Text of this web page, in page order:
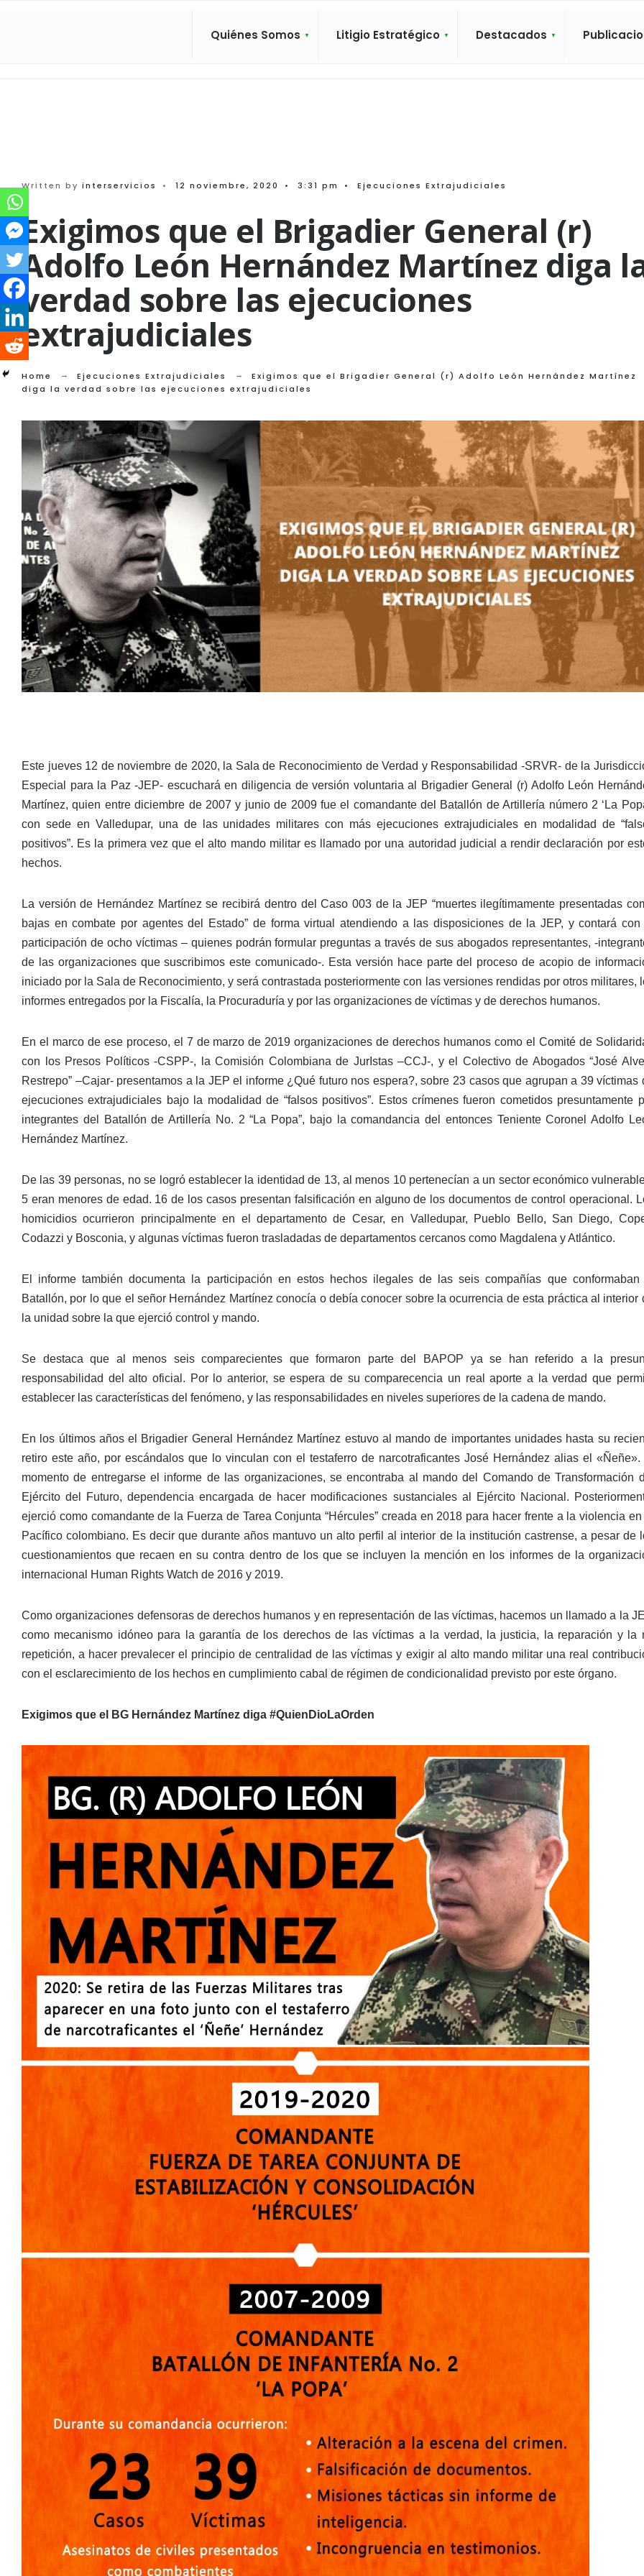
Quiénes Somos Litigio Estratégico Destacados
Written by interservicios • 12 noviembre, 2020 • 3:31 pm • Ejecuciones Extrajudiciales
Exigimos que el Brigadier General (r)
Adolfo León Hernández Martínez diga
verdad sobre las ejecuciones
extrajudiciales
Home Ejecuciones Extrajudiciales
Exigimos que el Brigadier General (r) Adolfo León Hernández Martínez
diga la verdad sobre las ejecuciones extrajudiciales
Este jueves 12 de noviembre de 2020, la Sala de Reconocimiento de Verdad y Responsabilidad -SRVR- de la
Especial para la Paz -JEP- escuchará en diligencia de versión voluntaria al Brigadier General (r) Adolfo León
Martínez, quien entre diciembre de 2007 y junio de 2009 fue el comandante del Batallón de Artillería número 2 ‘La
con sede en Valledupar, una de las unidades militares con más ejecuciones extrajudiciales en modalidad de
positivos”. Es la primera vez que el alto mando militar es llamado por una autoridad judicial a rendir declaración por
hechos.
La versión de Hernández Martínez se recibirá dentro del Caso 003 de la JEP “muertes ilegítimamente presentadas
bajas en combate por agentes del Estado” de forma virtual atendiendo a las disposiciones de la JEP, y contará con
participación de ocho víctimas – quienes podrán formular preguntas a través de sus abogados representantes, -
de las organizaciones que suscribimos este comunicado-. Esta versión hace parte del proceso de acopio de
iniciado por la Sala de Reconocimiento, y será contrastada posteriormente con las versiones rendidas por otros militares,
informes entregados por la Fiscalía, la Procuraduría y por las organizaciones de víctimas y de derechos humanos.
En el marco de ese proceso, el 7 de marzo de 2019 organizaciones de derechos humanos como el Comité de
con los Presos Políticos -CSPP-, la Comisión Colombiana de JurIstas –CCJ-, y el Colectivo de Abogados “José
Restrepo” –Cajar- presentamos a la JEP el informe ¿Qué futuro nos espera?, sobre 23 casos que agrupan a 39 víctimas
ejecuciones extrajudiciales bajo la modalidad de “falsos positivos”. Estos crímenes fueron cometidos presuntamente
integrantes del Batallón de Artillería No. 2 “La Popa”, bajo la comandancia del entonces Teniente Coronel Adolfo
Hernández Martínez.
De las 39 personas, no se logró establecer la identidad de 13, al menos 10 pertenecían a un sector económico
5 eran menores de edad. 16 de los casos presentan falsificación en alguno de los documentos de control operacional.
homicidios ocurrieron principalmente en el departamento de Cesar, en Valledupar, Pueblo Bello, San Diego,
Codazzi y Bosconia, y algunas víctimas fueron trasladadas de departamentos cercanos como Magdalena y Atlántico.
El informe también documenta la participación en estos hechos ilegales de las seis compañías que conformaban
Batallón, por lo que el señor Hernández Martínez conocía o debía conocer sobre la ocurrencia de esta práctica al interior
la unidad sobre la que ejerció control y mando.
Se destaca que al menos seis comparecientes que formaron parte del BAPOP ya se han referido a la
responsabilidad del alto oficial. Por lo anterior, se espera de su comparecencia un real aporte a la verdad que
establecer las características del fenómeno, y las responsabilidades en niveles superiores de la cadena de mando.
En los últimos años el Brigadier General Hernández Martínez estuvo al mando de importantes unidades hasta su
retiro este año, por escándalos que lo vinculan con el testaferro de narcotraficantes José Hernández alias el «Ñeñe».
momento de entregarse el informe de las organizaciones, se encontraba al mando del Comando de Transformación
Ejército del Futuro, dependencia encargada de hacer modificaciones sustanciales al Ejército Nacional.
ejerció como comandante de la Fuerza de Tarea Conjunta “Hércules” creada en 2018 para hacer frente a la violencia en
Pacífico colombiano. Es decir que durante años mantuvo un alto perfil al interior de la institución castrense, a pesar de
cuestionamientos que recaen en su contra dentro de los que se incluyen la mención en los informes de la
internacional Human Rights Watch de 2016 y 2019.
Como organizaciones defensoras de derechos humanos y en representación de las víctimas, hacemos un llamado a la
como mecanismo idóneo para la garantía de los derechos de las víctimas a la verdad, la justicia, la reparación y la
repetición, a hacer prevalecer el principio de centralidad de las víctimas y exigir al alto mando militar una real
con el esclarecimiento de los hechos en cumplimiento cabal de régimen de condicionalidad previsto por este órgano.
Exigimos que el BG Hernández Martínez diga #QuienDioLaOrden